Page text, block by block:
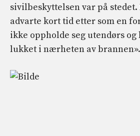
sivilbeskyttelsen var på
advarte kort tid etter som en
ikke oppholde seg utendørs
lukket i nærheten av brannen».